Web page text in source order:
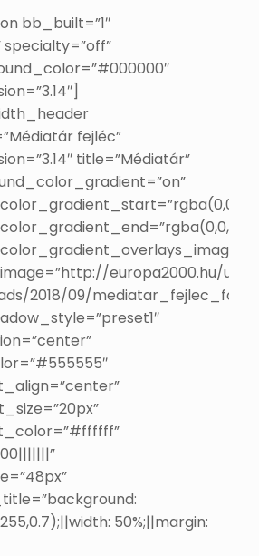
bb_built=”1″
specialty=”off”
fejléc”
title=”Médiatár”
europa2000.hu/uj/
2018/09/mediatar_fejlec_foto-
50%;||margin: